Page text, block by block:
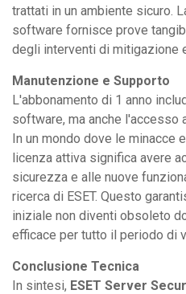
trattati in un ambiente sicuro.
software fornisce prove
degli interventi di mitigazione
Manutenzione e Supporto
L'abbonamento di 1 anno
software, ma anche l'accesso
In un mondo dove le minacce
licenza attiva significa avere
sicurezza e alle nuove
ricerca di ESET. Questo
iniziale non diventi obsoleto
efficace per tutto il periodo di
Conclusione Tecnica
In sintesi, ESET Server